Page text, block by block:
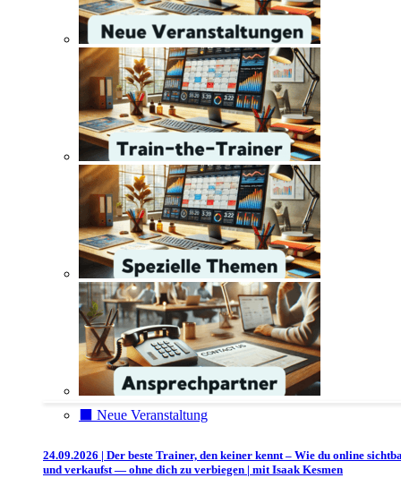
⬛️ Neue Veranstaltung
24.09.2026 | Der beste Trainer, den keiner kennt – Wie du online
und verkaufst — ohne dich zu verbiegen | mit Isaak Kesmen